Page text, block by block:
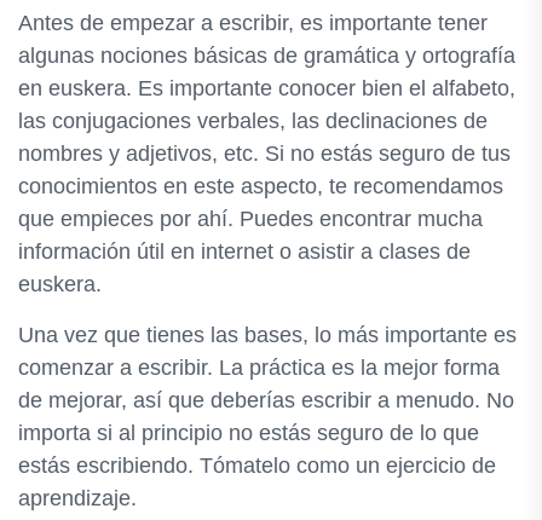
Antes de empezar a escribir, es importante tener
algunas nociones básicas de gramática y ortografía
en euskera. Es importante conocer bien el alfabeto,
las conjugaciones verbales, las declinaciones de
nombres y adjetivos, etc. Si no estás seguro de tus
conocimientos en este aspecto, te recomendamos
que empieces por ahí. Puedes encontrar mucha
información útil en internet o asistir a clases de
euskera.
Una vez que tienes las bases, lo más importante es
comenzar a escribir. La práctica es la mejor forma
de mejorar, así que deberías escribir a menudo. No
importa si al principio no estás seguro de lo que
estás escribiendo. Tómatelo como un ejercicio de
aprendizaje.